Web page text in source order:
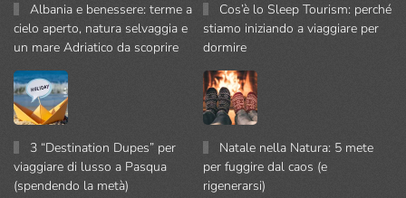
Albania e benessere: terme a
cielo aperto, natura selvaggia e
un mare Adriatico da scoprire
Cos’è lo Sleep Tourism: perché
stiamo iniziando a viaggiare per
dormire
3 “Destination Dupes” per
viaggiare di lusso a Pasqua
(spendendo la metà)
Natale nella Natura: 5 mete
per fuggire dal caos (e
rigenerarsi)